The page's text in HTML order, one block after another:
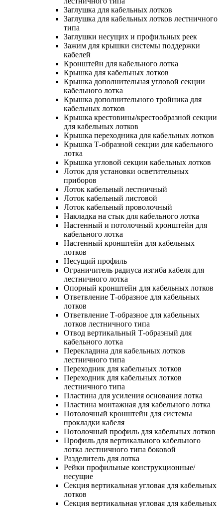
Заглушка для кабельных лотков
Заглушка для кабельных лотков лестничного
типа
Заглушки несущих и профильных реек
Зажим для крышки системы поддержки
кабелей
Кронштейн для кабельного лотка
Крышка для кабельных лотков
Крышка дополнительная угловой секции
кабельного лотка
Крышка дополнительного тройника для
кабельных лотков
Крышка крестовины/крестообразной секции
для кабельных лотков
Крышка переходника для кабельных лотков
Крышка Т-образной секции для кабельного
лотка
Крышка угловой секции кабельных лотков
Лоток для установки осветительных
приборов
Лоток кабельный лестничный
Лоток кабельный листовой
Лоток кабельный проволочный
Накладка на стык для кабельного лотка
Настенный и потолочный кронштейн для
кабельного лотка
Настенный кронштейн для кабельных
лотков
Несущий профиль
Ограничитель радиуса изгиба кабеля для
лестничного лотка
Опорный кронштейн для кабельных лотков
Ответвление Т-образное для кабельных
лотков
Ответвление Т-образное для кабельных
лотков лестничного типа
Отвод вертикальный Т-образный для
кабельного лотка
Перекладина для кабельных лотков
лестничного типа
Переходник для кабельных лотков
Переходник для кабельных лотков
лестничного типа
Пластина для усиления основания лотка
Пластина монтажная для кабельного лотка
Потолочный кронштейн для системы
прокладки кабеля
Потолочный профиль для кабельных лотков
Профиль для вертикального кабельного
лотка лестничного типа боковой
Разделитель для лотка
Рейки профильные конструкционные/
несущие
Секция вертикальная угловая для кабельных
лотков
Секция вертикальная угловая для кабельных